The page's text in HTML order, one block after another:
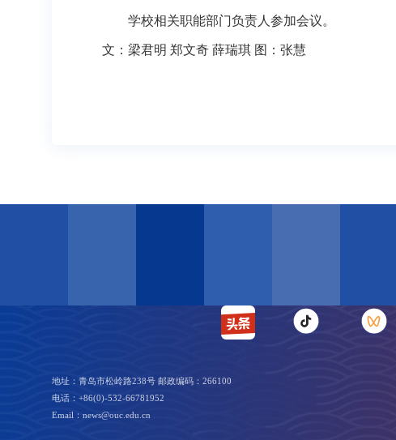
学校相关职能部门负责人参加会议。
文：梁君明 郑文奇 薛瑞琪 图：张慧
地址：青岛市松岭路238号 邮政编码：266100
电话：+86(0)-532-66781952
Email：news@ouc.edu.cn